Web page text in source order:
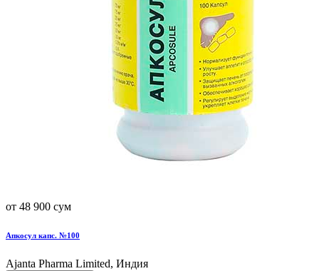
от 48 900 сум
Апкосул капс. №100
Ajanta Pharma Limited, Индия